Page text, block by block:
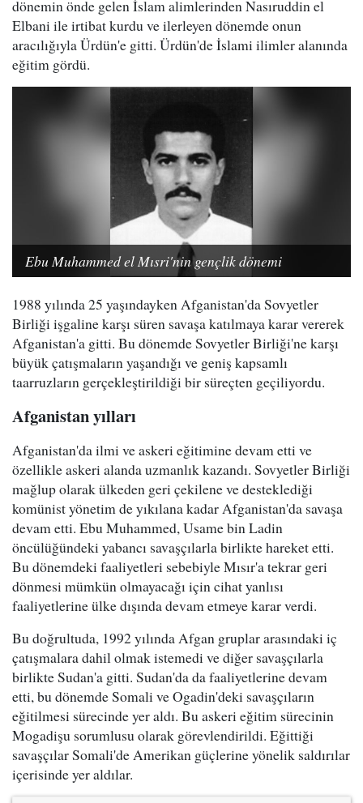
dönemin önde gelen İslam alimlerinden Nasıruddin el
Elbani ile irtibat kurdu ve ilerleyen dönemde onun
aracılığıyla Ürdün'e gitti. Ürdün'de İslami ilimler alanında
eğitim gördü.
Ebu Muhammed el Mısri'nin gençlik dönemi
1988 yılında 25 yaşındayken Afganistan'da Sovyetler
Birliği işgaline karşı süren savaşa katılmaya karar vererek
Afganistan'a gitti. Bu dönemde Sovyetler Birliği'ne karşı
büyük çatışmaların yaşandığı ve geniş kapsamlı
taarruzların gerçekleştirildiği bir süreçten geçiliyordu.
Afganistan yılları
Afganistan'da ilmi ve askeri eğitimine devam etti ve
özellikle askeri alanda uzmanlık kazandı. Sovyetler Birliği
mağlup olarak ülkeden geri çekilene ve desteklediği
komünist yönetim de yıkılana kadar Afganistan'da savaşa
devam etti. Ebu Muhammed, Usame bin Ladin
öncülüğündeki yabancı savaşçılarla birlikte hareket etti.
Bu dönemdeki faaliyetleri sebebiyle Mısır'a tekrar geri
dönmesi mümkün olmayacağı için cihat yanlısı
faaliyetlerine ülke dışında devam etmeye karar verdi.
Bu doğrultuda, 1992 yılında Afgan gruplar arasındaki iç
çatışmalara dahil olmak istemedi ve diğer savaşçılarla
birlikte Sudan'a gitti. Sudan'da da faaliyetlerine devam
etti, bu dönemde Somali ve Ogadin'deki savaşçıların
eğitilmesi sürecinde yer aldı. Bu askeri eğitim sürecinin
Mogadişu sorumlusu olarak görevlendirildi. Eğittiği
savaşçılar Somali'de Amerikan güçlerine yönelik saldırılar
içerisinde yer aldılar.